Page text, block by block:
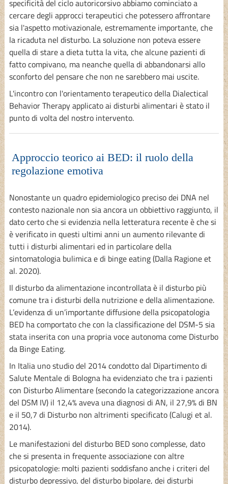
specificità del ciclo autoricorsivo abbiamo cominciato a
cercare degli approcci terapeutici che potessero affrontare
sia l'aspetto motivazionale, estremamente importante, che
la ricaduta nel disturbo. La soluzione non poteva essere
quella di stare a dieta tutta la vita, che alcune pazienti di
fatto compivano, ma neanche quella di abbandonarsi allo
sconforto del pensare che non ne sarebbero mai uscite.
L'incontro con l'orientamento terapeutico della Dialectical
Behavior Therapy applicato ai disturbi alimentari è stato il
punto di volta del nostro intervento.
Approccio teorico ai BED: il ruolo della
regolazione emotiva
Nonostante un quadro epidemiologico preciso dei DNA nel
contesto nazionale non sia ancora un obbiettivo raggiunto, il
dato certo che si evidenzia nella letteratura recente è che si
è verificato in questi ultimi anni un aumento rilevante di
tutti i disturbi alimentari ed in particolare della
sintomatologia bulimica e di binge eating (Dalla Ragione et
al. 2020).
Il disturbo da alimentazione incontrollata è il disturbo più
comune tra i disturbi della nutrizione e della alimentazione.
L’evidenza di un’importante diffusione della psicopatologia
BED ha comportato che con la classificazione del DSM-5 sia
stata inserita con una propria voce autonoma come Disturbo
da Binge Eating.
In Italia uno studio del 2014 condotto dal Dipartimento di
Salute Mentale di Bologna ha evidenziato che tra i pazienti
con Disturbo Alimentare (secondo la categorizzazione ancora
del DSM IV) il 12,4% aveva una diagnosi di AN, il 27,9% di BN
e il 50,7 di Disturbo non altrimenti specificato (Calugi et al.
2014).
Le manifestazioni del disturbo BED sono complesse, dato
che si presenta in frequente associazione con altre
psicopatologie: molti pazienti soddisfano anche i criteri del
disturbo depressivo, del disturbo bipolare, dei disturbi